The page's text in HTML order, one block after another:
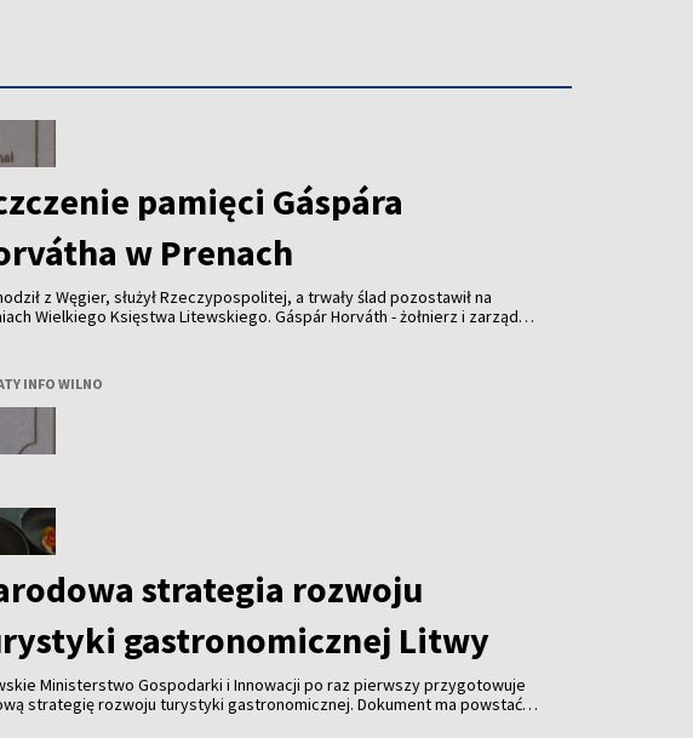
pamięci Gáspára
w Prenach
z Węgier, służył Rzeczypospolitej, a trwały ślad pozostawił na
Wielkiego Księstwa Litewskiego. Gáspár Horváth - żołnierz i zarządca
i Węgier.
INFO WILNO
strategia rozwoju
gastronomicznej Litwy
Ministerstwo Gospodarki i Innowacji po raz pierwszy przygotowuje
strategię rozwoju turystyki gastronomicznej. Dokument ma powstać